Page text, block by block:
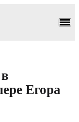
Егора